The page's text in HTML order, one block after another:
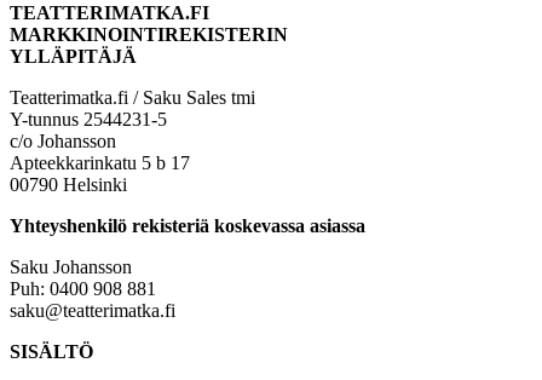
TEATTERIMATKA.FI
MARKKINOINTIREKISTERIN
YLLÄPITÄJÄ
Teatterimatka.fi / Saku Sales tmi
Y-tunnus 2544231-5
c/o Johansson
Apteekkarinkatu 5 b 17
00790 Helsinki
Yhteyshenkilö rekisteriä koskevassa asiassa
Saku Johansson
Puh: 0400 908 881
saku@teatterimatka.fi
SISÄLTÖ